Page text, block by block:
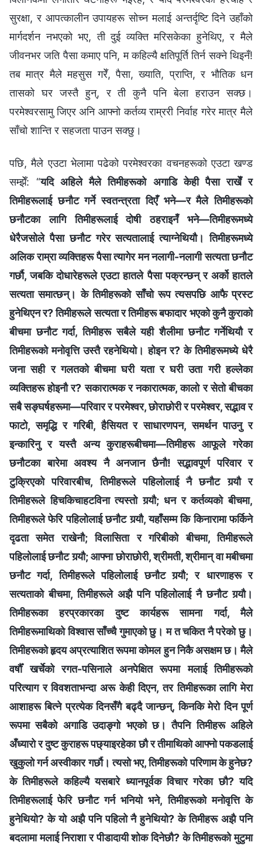
सुरक्षा, र आपत्कालीन उपायहरू सोच्न मलाई अन्तर्दृष्टि दिने उहाँको
मार्गदर्शन नभएको भए, ती दुई व्यक्ति मरिसकेका हुनेथिए, र मैले
जीवनभर जति पैसा कमाए पनि, म कहिल्यै क्षतिपूर्ति तिर्न सक्ने थिइनँ!
तब मात्र मैले महसुस गरेँ, पैसा, ख्याति, प्राप्ति, र भौतिक धन
तासको घर जस्तै हुन्, र ती कुनै पनि बेला हराउन सक्छ।
परमेश्‍वरसामु जिएर अनि आफ्नो कर्तव्य राम्ररी निर्वाह गरेर मात्र मैले
साँचो शान्ति र सहजता पाउन सक्छु।
पछि, मैले एउटा भेलामा पढेको परमेश्‍वरका वचनहरूको एउटा खण्ड
सम्झेँ: “यदि अहिले मैले तिमीहरूको अगाडि केही पैसा राखेँ र
तिमीहरूलाई छनौट गर्ने स्वतन्त्रता दिएँ भने—र मैले तिमीहरूको
छनौटका लागि तिमीहरूलाई दोषी ठहराइनँ भने—तिमीहरूमध्ये
धेरैजसोले पैसा छनौट गरेर सत्यतालाई त्याग्‍नेथियौ। तिमीहरूमध्ये
अलिक राम्रा व्यक्तिहरू पैसा त्यागेर मन नलागी-नलागी सत्यता छनौट
गर्छौ, जबकि दोधारेहरूले एउटा हातले पैसा पक्रन्छन् र अर्को हातले
सत्यता समात्छन्। के तिमीहरूको साँचो रूप त्यसपछि आफै प्रस्ट
हुनेथिएन र? तिमीहरूले सत्यता र तिमीहरू बफादार भएको कुनै कुराको
बीचमा छनौट गर्दा, तिमीहरू सबैले यही शैलीमा छनौट गर्नेथियौ र
तिमीहरूको मनोवृत्ति उस्तै रहनेथियो। होइन र? के तिमीहरूमध्ये धेरै
जना सही र गलतको बीचमा घरी यता र घरी उता गरी हल्लेका
व्यक्तिहरू होइनौ र? सकारात्मक र नकारात्मक, कालो र सेतो बीचका
सबै सङ्घर्षहरूमा—परिवार र परमेश्‍वर, छोराछोरी र परमेश्‍वर, सद्भाव र
फाटो, समृद्धि र गरिबी, हैसियत र साधारणपन, समर्थन पाउनु र
इन्कारिनु र यस्तै अन्य कुराहरूबीचमा—तिमीहरू आफूले गरेका
छनौटका बारेमा अवश्य नै अनजान छैनौ! सद्भावपूर्ण परिवार र
टुक्रिएको परिवारबीच, तिमीहरूले पहिलोलाई नै छनौट गर्‍यौ र
तिमीहरूले हिचकिचाहटविना त्यस्तो गर्‍यौ; धन र कर्तव्यको बीचमा,
तिमीहरूले फेरि पहिलोलाई छनौट गर्‍यौ, यहाँसम्म कि किनारामा फर्किने
दृढता समेत राखेनौ; विलासिता र गरिबीको बीचमा, तिमीहरूले
पहिलोलाई छनौट गर्‍यौ; आफ्ना छोराछोरी, श्रीमती, श्रीमान् वा मबीचमा
छनौट गर्दा, तिमीहरूले पहिलोलाई छनौट गर्‍यौ; र धारणाहरू र
सत्यताको बीचमा, तिमीहरूले अझै पनि पहिलोलाई नै छनौट गर्‍यौ।
तिमीहरूका हरप्रकारका दुष्ट कार्यहरू सामना गर्दा, मैले
तिमीहरूमाथिको विश्वास साँच्चै गुमाएको छु। म त चकित नै परेको छु।
तिमीहरूको हृदय अप्रत्याशित रूपमा कोमल हुन निकै असक्षम छ। मैले
वर्षौँ खर्चेको रगत-पसिनाले अनपेक्षित रूपमा मलाई तिमीहरूको
परित्याग र विवशताभन्दा अरू केही दिएन, तर तिमीहरूका लागि मेरा
आशाहरू बित्ने प्रत्येक दिनसँगै बढ्दै जान्छन्, किनकि मेरो दिन पूर्ण
रूपमा सबैको अगाडि उदाङ्गो भएको छ। तैपनि तिमीहरू अहिले
अँध्यारो र दुष्ट कुराहरू पछ्याइरहेका छौ र तीमाथिको आफ्नो पकडलाई
खुकुलो गर्न अस्वीकार गर्छौ। त्यसो भए, तिमीहरूको परिणाम के हुनेछ?
के तिमीहरूले कहिल्यै यसबारे ध्यानपूर्वक विचार गरेका छौ? यदि
तिमीहरूलाई फेरि छनौट गर्न भनियो भने, तिमीहरूको मनोवृत्ति के
हुनेथियो? के यो अझै पनि पहिलो नै हुनेथियो? के तिमीहरू अझै पनि
बदलामा मलाई निराशा र पीडादायी शोक दिनेछौ? के तिमीहरूको मुटुमा